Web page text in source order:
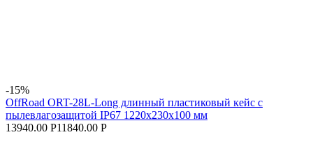
-15%
OffRoad ORT-28L-Long длинный пластиковый кейс с
пылевлагозащитой IP67 1220х230х100 мм
13940.00 Р11840.00 Р